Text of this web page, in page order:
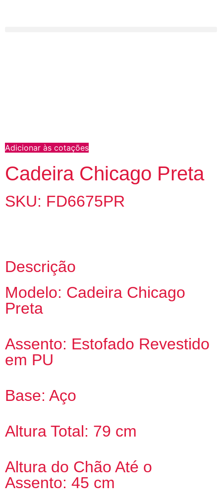
Adicionar às cotações
Cadeira Chicago Preta
SKU: FD6675PR
Descrição
Modelo: Cadeira Chicago
Preta
Assento: Estofado Revestido
em PU
Base: Aço
Altura Total: 79 cm
Altura do Chão Até o
Assento: 45 cm